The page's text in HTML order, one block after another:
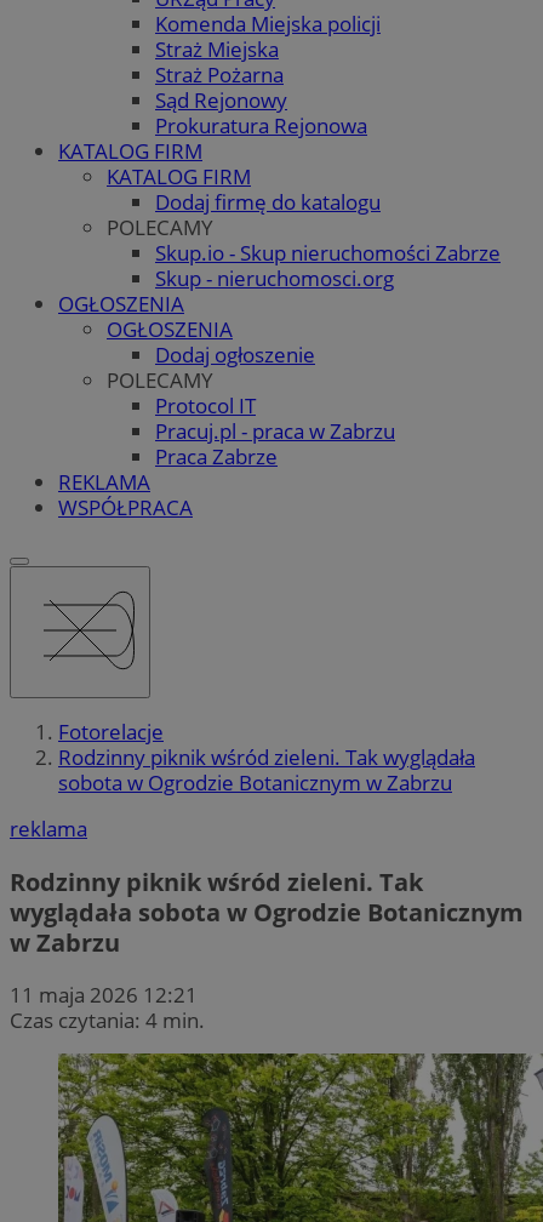
Komenda Miejska policji
Straż Miejska
Straż Pożarna
Sąd Rejonowy
Prokuratura Rejonowa
KATALOG FIRM
KATALOG FIRM
Dodaj firmę do katalogu
POLECAMY
Skup.io - Skup nieruchomości Zabrze
Skup - nieruchomosci.org
OGŁOSZENIA
OGŁOSZENIA
Dodaj ogłoszenie
POLECAMY
Protocol IT
Pracuj.pl - praca w Zabrzu
Praca Zabrze
REKLAMA
WSPÓŁPRACA
Fotorelacje
Rodzinny piknik wśród zieleni. Tak wyglądała
sobota w Ogrodzie Botanicznym w Zabrzu
reklama
Rodzinny piknik wśród zieleni. Tak
wyglądała sobota w Ogrodzie Botanicznym
w Zabrzu
11 maja 2026 12:21
Czas czytania: 4 min.